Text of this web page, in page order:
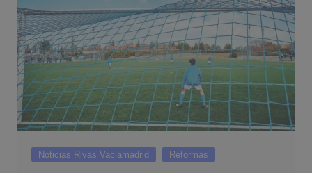
Noticias Rivas Vaciamadrid Reformas